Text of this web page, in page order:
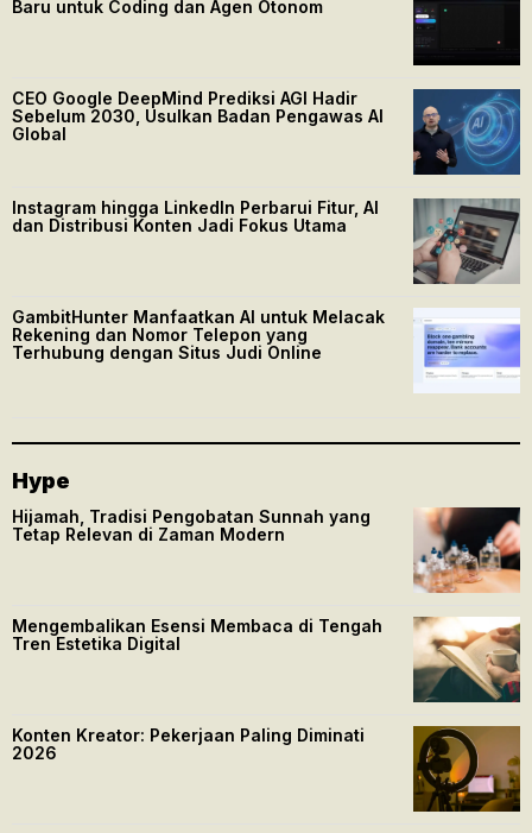
Baru untuk Coding dan Agen Otonom
CEO Google DeepMind Prediksi AGI Hadir
Sebelum 2030, Usulkan Badan Pengawas AI
Global
Instagram hingga LinkedIn Perbarui Fitur, AI
dan Distribusi Konten Jadi Fokus Utama
GambitHunter Manfaatkan AI untuk Melacak
Rekening dan Nomor Telepon yang
Terhubung dengan Situs Judi Online
Hype
Hijamah, Tradisi Pengobatan Sunnah yang
Tetap Relevan di Zaman Modern
Mengembalikan Esensi Membaca di Tengah
Tren Estetika Digital
Konten Kreator: Pekerjaan Paling Diminati
2026